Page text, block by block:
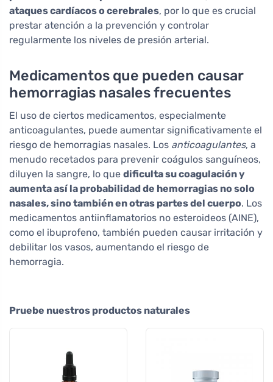
ataques cardíacos o cerebrales, por lo que es crucial
prestar atención a la prevención y controlar
regularmente los niveles de presión arterial.
Medicamentos que pueden causar
hemorragias nasales frecuentes
El uso de ciertos medicamentos, especialmente
anticoagulantes, puede aumentar significativamente el
riesgo de hemorragias nasales. Los anticoagulantes, a
menudo recetados para prevenir coágulos sanguíneos,
diluyen la sangre, lo que dificulta su coagulación y
aumenta así la probabilidad de hemorragias no solo
nasales, sino también en otras partes del cuerpo. Los
medicamentos antiinflamatorios no esteroideos (AINE),
como el ibuprofeno, también pueden causar irritación y
debilitar los vasos, aumentando el riesgo de
hemorragia.
Pruebe nuestros productos naturales